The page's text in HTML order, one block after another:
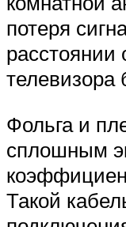
потеря
расстоянии
телевизора
Фольга и
сплошным
Такой